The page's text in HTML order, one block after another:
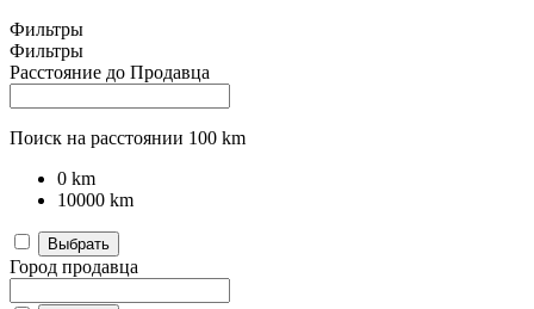
Фильтры
Фильтры
Расстояние до Продавца
Поиск на расстоянии 100 km
0 km
10000 km
Выбрать
Город продавца